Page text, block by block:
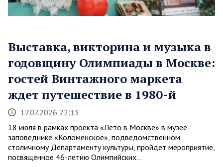
Выставка, викторина и музыка в
годовщину Олимпиады в Москве:
гостей Винтажного маркета
ждет путешествие в 1980-й
17.07.2026 22:13
18 июля в рамках проекта «Лето в Москве» в музее-
заповеднике «Коломенское», подведомственном
столичному Департаменту культуры, пройдет мероприятие,
посвященное 46-летию Олимпийских…